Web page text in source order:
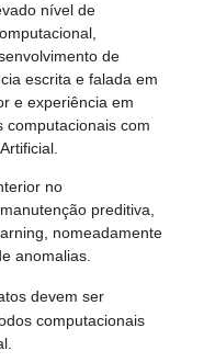
nível de
de
escrita e falada em
e experiência em
computacionais com
no
preditiva,
nomeadamente
anomalias.
devem ser
computacionais